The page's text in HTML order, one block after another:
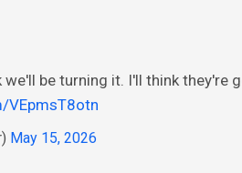
we'll be turning it. I'll think they're
VEpmsT8otn
May 15, 2026